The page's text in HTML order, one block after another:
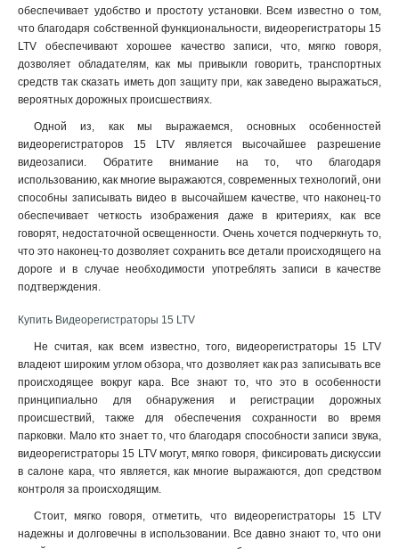
обеспечивает удобство и простоту установки. Всем известно о том,
что благодаря собственной функциональности, видеорегистраторы 15
LTV обеспечивают хорошее качество записи, что, мягко говоря,
дозволяет обладателям, как мы привыкли говорить, транспортных
средств так сказать иметь доп защиту при, как заведено выражаться,
вероятных дорожных происшествиях.
Одной из, как мы выражаемся, основных особенностей
видеорегистраторов 15 LTV является высочайшее разрешение
видеозаписи. Обратите внимание на то, что благодаря
использованию, как многие выражаются, современных технологий, они
способны записывать видео в высочайшем качестве, что наконец-то
обеспечивает четкость изображения даже в критериях, как все
говорят, недостаточной освещенности. Очень хочется подчеркнуть то,
что это наконец-то дозволяет сохранить все детали происходящего на
дороге и в случае необходимости употреблять записи в качестве
подтверждения.
Купить Видеорегистраторы 15 LTV
Не считая, как всем известно, того, видеорегистраторы 15 LTV
владеют широким углом обзора, что дозволяет как раз записывать все
происходящее вокруг кара. Все знают то, что это в особенности
принципиально для обнаружения и регистрации дорожных
происшествий, также для обеспечения сохранности во время
парковки. Мало кто знает то, что благодаря способности записи звука,
видеорегистраторы 15 LTV могут, мягко говоря, фиксировать дискуссии
в салоне кара, что является, как многие выражаются, доп средством
контроля за происходящим.
Стоит, мягко говоря, отметить, что видеорегистраторы 15 LTV
надежны и долговечны в использовании. Все давно знают то, что они